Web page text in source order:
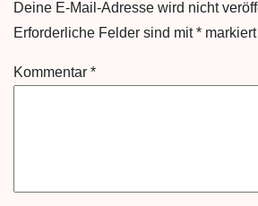
Deine E-Mail-Adresse wird nicht
Erforderliche Felder sind mit* markiert
Kommentar *